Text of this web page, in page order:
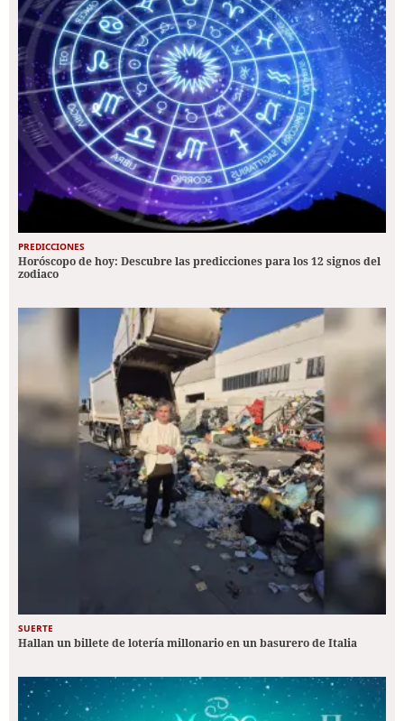
PREDICCIONES
Horóscopo de hoy: Descubre las predicciones para los 12 signos del
zodiaco
SUERTE
Hallan un billete de lotería millonario en un basurero de Italia